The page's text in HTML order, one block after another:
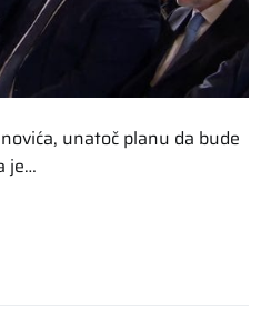
unatoč planu da bude
je…